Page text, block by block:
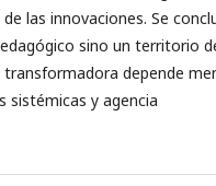
las innovaciones. Se
sino un territorio
depende
sistémicas y agencia